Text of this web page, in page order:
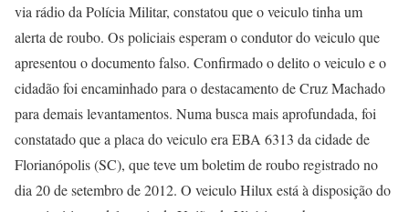
via rádio da Polícia Militar, constatou que o veiculo tinha um
alerta de roubo. Os policiais esperam o condutor do veiculo que
apresentou o documento falso. Confirmado o delito o veiculo e o
cidadão foi encaminhado para o destacamento de Cruz Machado
para demais levantamentos. Numa busca mais aprofundada, foi
constatado que a placa do veiculo era EBA 6313 da cidade de
Florianópolis (SC), que teve um boletim de roubo registrado no
dia 20 de setembro de 2012. O veiculo Hilux está à disposição do